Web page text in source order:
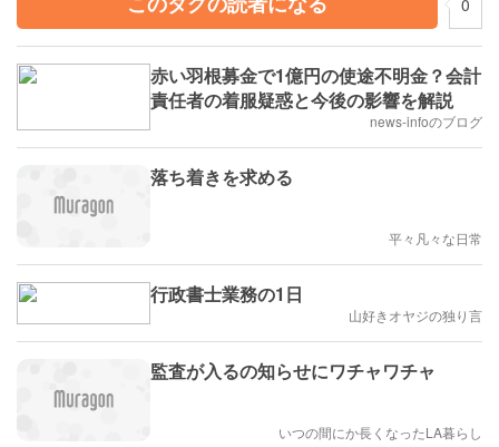
赤い羽根募金で1億円の使途不明金？会計
責任者の着服疑惑と今後の影響を解説
news-infoのブログ
落ち着きを求める
平々凡々な日常
行政書士業務の1日
山好きオヤジの独り言
監査が入るの知らせにワチャワチャ
いつの間にか長くなったLA暮らし